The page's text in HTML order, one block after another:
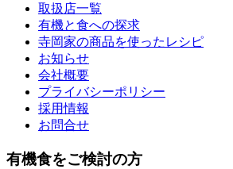
取扱店一覧
有機と食への探求
寺岡家の商品を使ったレシピ
お知らせ
会社概要
プライバシーポリシー
採用情報
お問合せ
有機食をご検討の方